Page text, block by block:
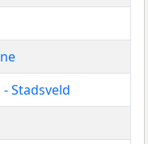
Stadsveld